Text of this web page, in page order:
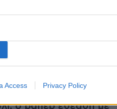
Access Privacy Policy
κινηματογράφο στην
o ράπερ εθεάθη με